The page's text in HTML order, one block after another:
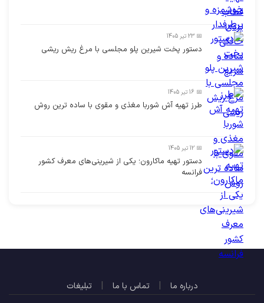
📅 23 تیر 1405
دستور پخت شیرین پلو مجلسی با مرغ ریش ریشی
📅 16 تیر 1405
طرز تهیه آش شوربا مغذی و مقوی با ساده ترین روش
📅 12 تیر 1405
دستور تهیه ماکارون؛ یکی از شیرینی‌های معرف کشور
فرانسه
درباره ما | تماس با ما | تبلیغات